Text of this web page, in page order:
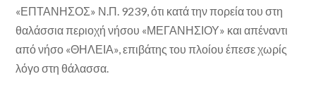
«ΕΠΤΑΝΗΣΟΣ» Ν.Π. 9239, ότι κατά την πορεία του στη
θαλάσσια περιοχή νήσου «ΜΕΓΑΝΗΣΙΟΥ» και απέναντι
από νήσο «ΘΗΛΕΙΑ», επιβάτης του πλοίου έπεσε χωρίς
λόγο στη θάλασσα.